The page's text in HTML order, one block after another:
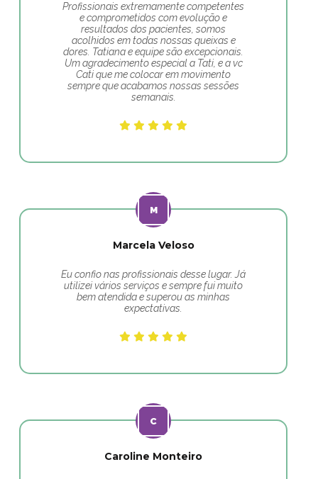
Profissionais extremamente competentes
e comprometidos com evolução e
resultados dos pacientes, somos
acolhidos em todas nossas queixas e
dores. Tatiana e equipe são excepcionais.
Um agradecimento especial a Tati, e a vc
Cati que me colocar em movimento
sempre que acabamos nossas sessões
semanais.
Marcela Veloso
Eu confio nas profissionais desse lugar. Já
utilizei vários serviços e sempre fui muito
bem atendida e superou as minhas
expectativas.
Caroline Monteiro